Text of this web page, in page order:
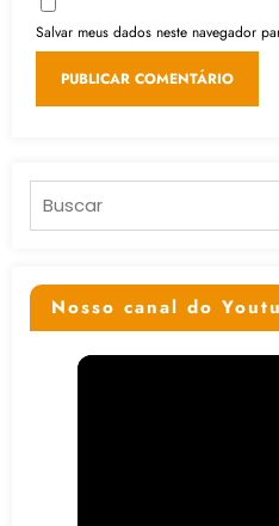
Salvar meus dados neste navegador
Pesquisar
Nosso canal do